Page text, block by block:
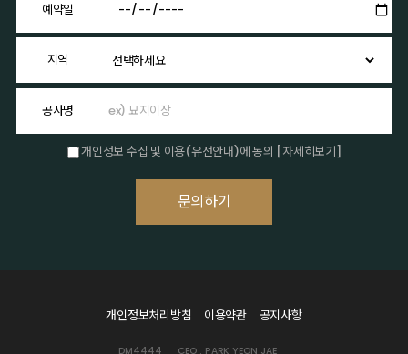
예약일
지역
공사명
개인정보 수집 및 이용(유선안내)에 동의 [자세히보기]
개인정보처리방침 이용약관 공지사항
DM4444 CEO : PARK YEON JAE